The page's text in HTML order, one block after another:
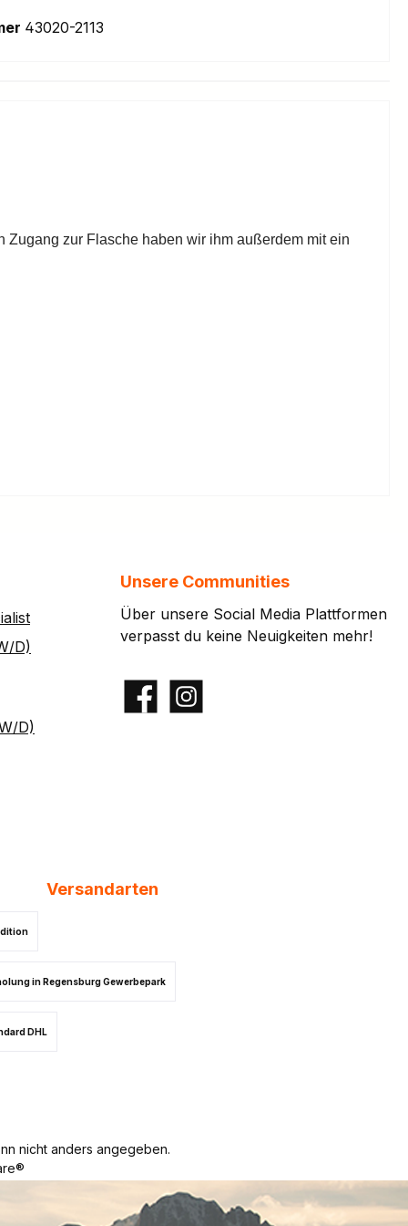
43020-2113
zur Flasche haben wir ihm außerdem mit ein
D)
D)
Unsere Communities
Über unsere Social Media Plattformen
verpasst du keine Neuigkeiten mehr!
FacebookInstagram
Versandarten
DHL
in Regensburg Gewerbepark
nicht anders angegeben.